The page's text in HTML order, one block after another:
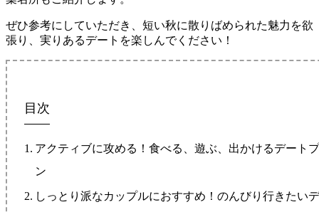
ぜひ参考にしていただき、短い秋に散りばめられた魅力を欲
張り、実りあるデートを楽しんでください！
目次
アクティブに攻める！食べる、遊ぶ、出かけるデート
ン
しっとり派なカップルにおすすめ！のんびり行きたい